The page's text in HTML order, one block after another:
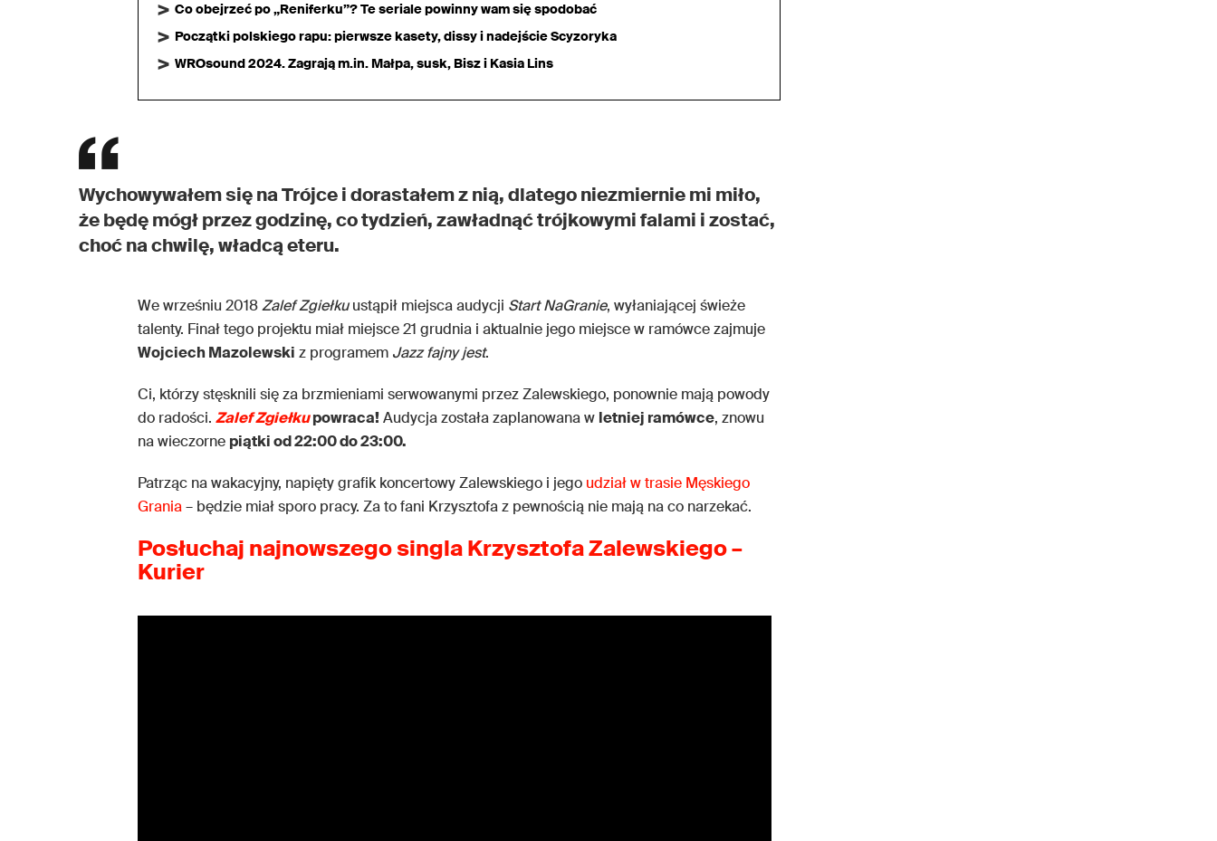
Co obejrzeć po „Reniferku”? Te seriale powinny wam się spodobać
Początki polskiego rapu: pierwsze kasety, dissy i nadejście Scyzoryka
WROsound 2024. Zagrają m.in. Małpa, susk, Bisz i Kasia Lins
Wychowywałem się na Trójce i dorastałem z nią, dlatego niezmiernie mi miło,
że będę mógł przez godzinę, co tydzień, zawładnąć trójkowymi falami i zostać,
choć na chwilę, władcą eteru.
We wrześniu 2018Zalef Zgiełkuustąpił miejsca audycji Start NaGranie, wyłaniającej świeże
talenty. Finał tego projektu miał miejsce 21 grudnia i aktualnie jego miejsce w ramówce zajmuje
Wojciech Mazolewski z programem Jazz fajny jest.
Ci, którzy stęsknili się za brzmieniami serwowanymi przez Zalewskiego, ponownie mają powody
do radości. Zalef Zgiełkupowraca!Audycja została zaplanowana w letniej ramówce, znowu
na wieczorne piątki od 22:00 do 23:00.
Patrząc na wakacyjny, napięty grafik koncertowy Zalewskiego i jego udział w trasie Męskiego
Grania– będzie miał sporo pracy. Za to fani Krzysztofa z pewnością nie mają na co narzekać.
Posłuchaj najnowszego singla Krzysztofa Zalewskiego –
Kurier